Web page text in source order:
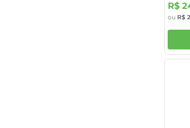
R$
ou R$